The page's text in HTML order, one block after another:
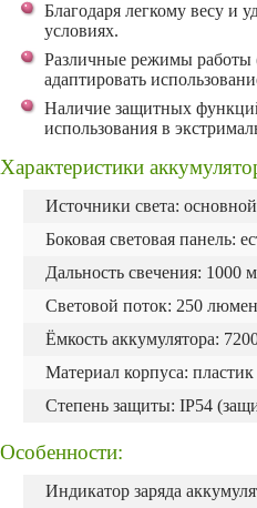
Благодаря легкому весу и
условиях.
Различные режимы работы
адаптировать
Наличие защитных
использования в
Характеристики
Источники света:
Боковая световая панель:
Дальность свечения: 1000
Световой поток: 250 люмен
Ёмкость аккумулятора:
Материал корпуса:
Степень защиты: IP54
Особенности:
Индикатор заряда